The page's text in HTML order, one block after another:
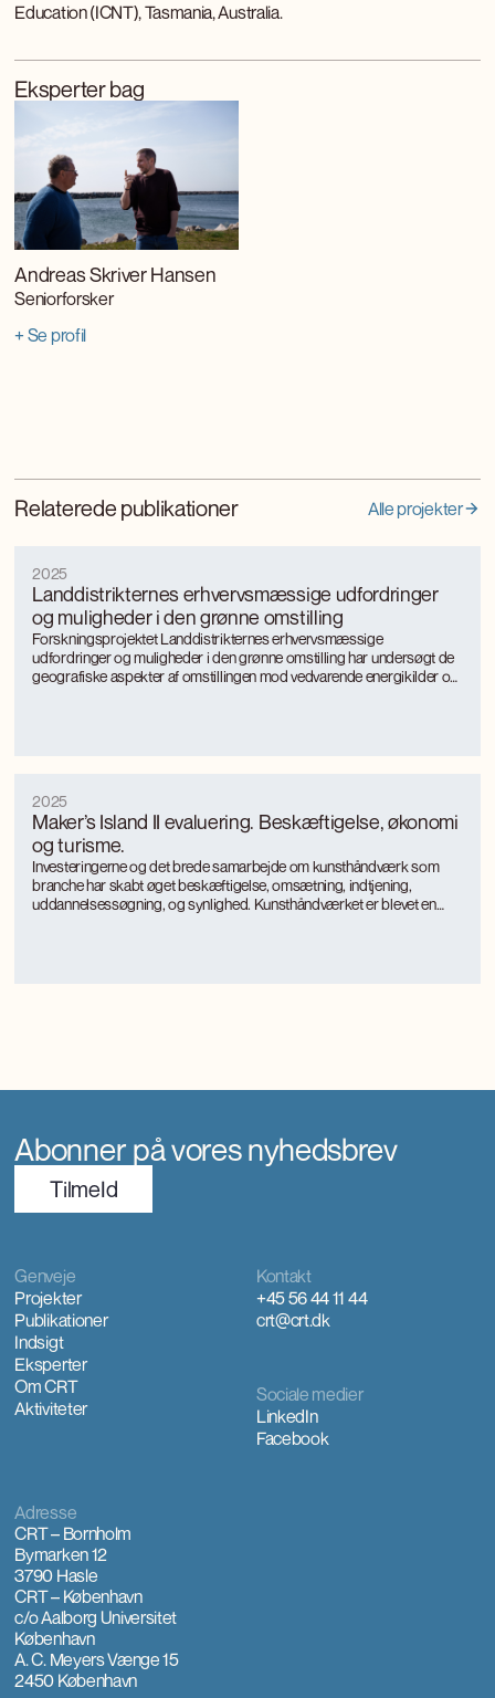
Education (ICNT), Tasmania, Australia.
Eksperter bag
Andreas Skriver Hansen
Seniorforsker
+ Se profil
Relaterede publikationer Alle projekter
Landdistrikternes erhvervsmæssige udfordringer
og muligheder i den grønne omstilling
2025
Forskningsprojektet Landdistrikternes erhvervsmæssige
udfordringer og muligheder i den grønne omstilling har undersøgt de
geografiske aspekter af omstillingen mod vedvarende energikilder og
Maker’s Island II evaluering. Beskæftigelse, økonomi
og turisme.
2025
Investeringerne og det brede samarbejde om kunsthåndværk som
branche har skabt øget beskæftigelse, omsætning, indtjening,
uddannelsessøgning, og synlighed. Kunsthåndværket er blevet en
Abonner på vores nyhedsbrev
TilmeId
Kontakt
+45 56 44 11 44
crt@crt.dk
Genveje
Projekter
Publikationer
Indsigt
Eksperter
Om CRT
Aktiviteter
Sociale medier
LinkedIn
Facebook
Adresse
CRT – Bornholm
Bymarken 12
3790 Hasle
CRT – København
c/o Aalborg Universitet
København
A. C. Meyers Vænge 15
2450 København